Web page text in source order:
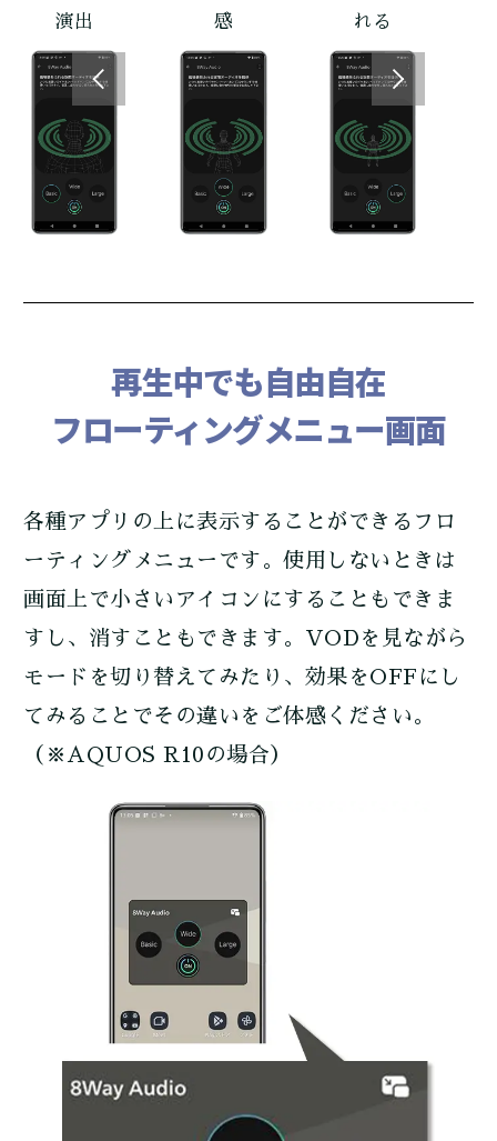
演出
感
れる
再生中でも自由自在
フローティングメニュー画面
各種アプリの上に表示することができるフロ
ーティングメニューです。使用しないときは
画面上で小さいアイコンにすることもできま
すし、消すこともできます。VODを見ながら
モードを切り替えてみたり、効果をOFFにし
てみることでその違いをご体感ください。
（※AQUOS R10の場合）